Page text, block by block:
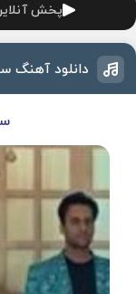
پخش
دانلود آهنگ